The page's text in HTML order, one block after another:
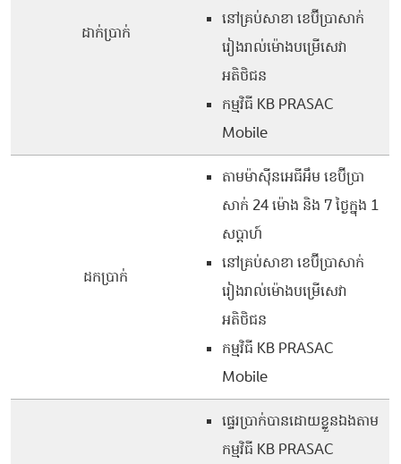
ដាក់ប្រាក់
នៅគ្រប់សាខា ខេប៊ីប្រាសាក់
រៀងរាល់ម៉ោងបម្រើសេវា
អតិថិជន
កម្មវិធី ​KB P​R​A​SAC​ ​
Mobile​​​
ដកប្រាក់
តាមម៉ាស៊ីនអេធីអឹម ខេប៊ីប្រា
សាក់ 24 ម៉ោង និង 7 ថ្ងៃក្នុង 1
សប្តាហ៍
នៅគ្រប់សាខា ខេប៊ីប្រាសាក់
រៀងរាល់ម៉ោងបម្រើសេវា
អតិថិជន
កម្មវិធី ​KB P​R​A​SAC​ ​
Mobile​​​
ផ្ទេរប្រាក់បានដោយខ្លួនឯងតាម
កម្មវិធី KB PRASAC